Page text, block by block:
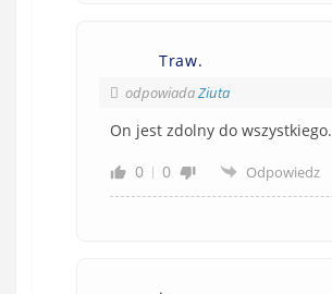
Traw.
odpowiadaZiuta
On jest zdolny do wszystkiego.
0
0 Odpowiedz